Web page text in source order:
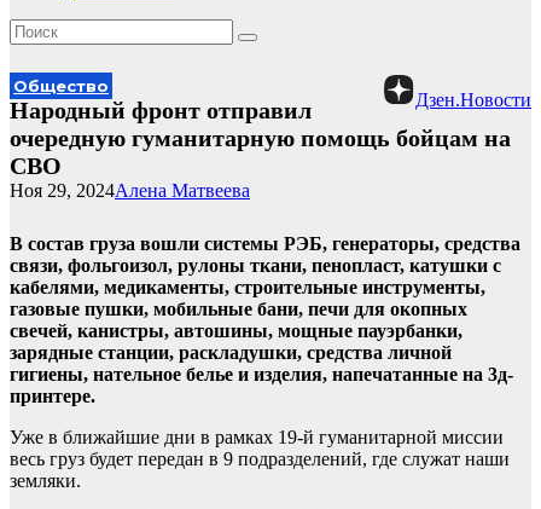
Дзен.Новости
Общество
Народный фронт отправил
очередную гуманитарную помощь бойцам на
СВО
Алена Матвеева
Ноя 29, 2024
В состав груза вошли системы РЭБ, генераторы, средства
связи, фольгоизол, рулоны ткани, пенопласт, катушки с
кабелями, медикаменты, строительные инструменты,
газовые пушки, мобильные бани, печи для окопных
свечей, канистры, автошины, мощные пауэрбанки,
зарядные станции, раскладушки, средства личной
гигиены, нательное белье и изделия, напечатанные на 3д-
принтере.
Уже в ближайшие дни в рамках 19-й гуманитарной миссии
весь груз будет передан в 9 подразделений, где служат наши
земляки.